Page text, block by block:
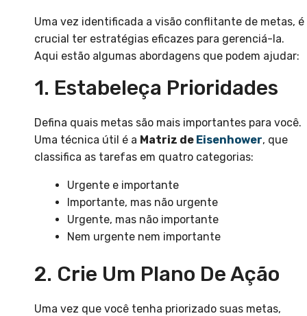
Uma vez identificada a visão conflitante de metas, é
crucial ter estratégias eficazes para gerenciá-la.
Aqui estão algumas abordagens que podem ajudar:
1. Estabeleça Prioridades
Defina quais metas são mais importantes para você.
Uma técnica útil é a Matriz de Eisenhower, que
classifica as tarefas em quatro categorias:
Urgente e importante
Importante, mas não urgente
Urgente, mas não importante
Nem urgente nem importante
2. Crie Um Plano De Ação
Uma vez que você tenha priorizado suas metas,